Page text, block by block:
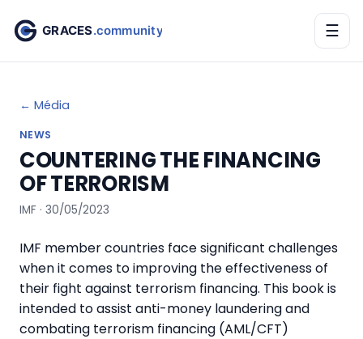
☰
← Média
NEWS
COUNTERING THE FINANCING
OF TERRORISM
IMF · 30/05/2023
IMF member countries face significant challenges
when it comes to improving the effectiveness of
their fight against terrorism financing. This book is
intended to assist anti-money laundering and
combating terrorism financing (AML/CFT)